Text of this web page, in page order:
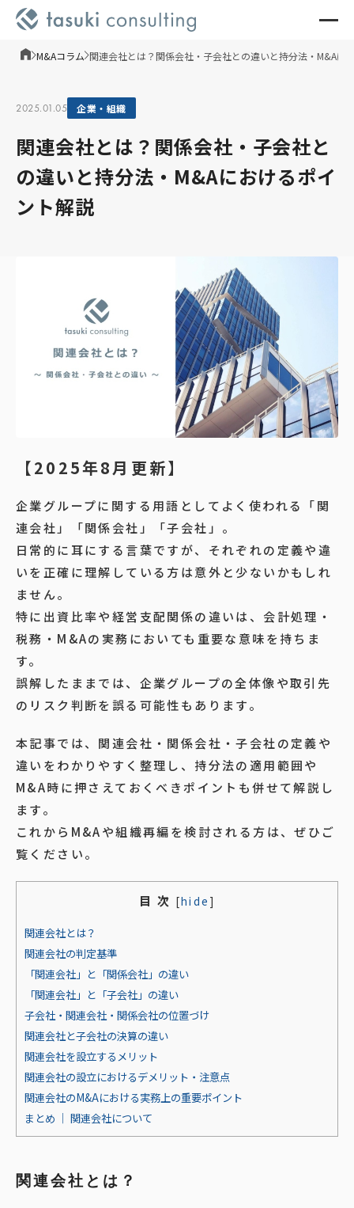
M&Aコラム 関連会社とは？関係会社・子会社との違いと持分法・M&Aに
2025.01.05 企業・組織
関連会社とは？関係会社・子会社と
の違いと持分法・M&Aにおけるポイ
ント解説
【2025年8月更新】
企業グループに関する用語としてよく使われる「関
連会社」「関係会社」「子会社」。
日常的に耳にする言葉ですが、それぞれの定義や違
いを正確に理解している方は意外と少ないかもしれ
ません。
特に出資比率や経営支配関係の違いは、会計処理・
税務・M&Aの実務においても重要な意味を持ちま
す。
誤解したままでは、企業グループの全体像や取引先
のリスク判断を誤る可能性もあります。
本記事では、関連会社・関係会社・子会社の定義や
違いをわかりやすく整理し、持分法の適用範囲や
M&A時に押さえておくべきポイントも併せて解説し
ます。
これからM&Aや組織再編を検討される方は、ぜひご
覧ください。
目 次 [hide ]
関連会社とは？
関連会社の判定基準
「関連会社」と「関係会社」の違い
「関連会社」と「子会社」の違い
子会社・関連会社・関係会社の位置づけ
関連会社と子会社の決算の違い
関連会社を設立するメリット
関連会社の設立におけるデメリット・注意点
関連会社のM&Aにおける実務上の重要ポイント
まとめ │ 関連会社について
関連会社とは？